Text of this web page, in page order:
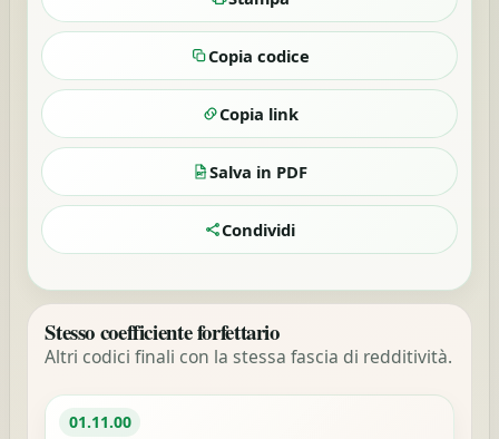
Copia codice
Copia link
Salva in PDF
Condividi
Stesso coefficiente forfettario
Altri codici finali con la stessa fascia di redditività.
01.11.00